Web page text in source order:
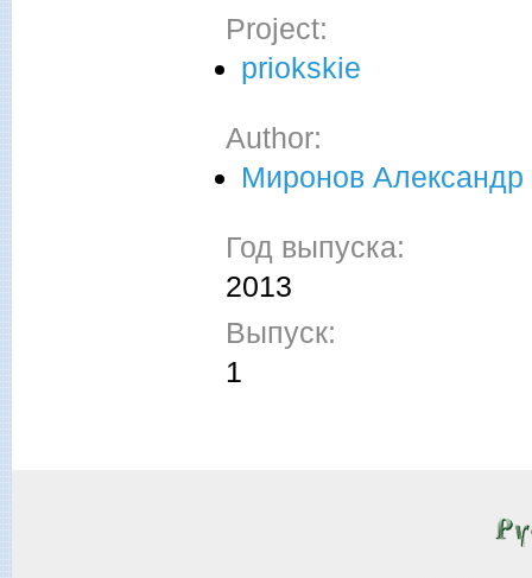
Project:
priokskie
Author:
Миронов Александр
Год выпуска:
2013
Выпуск:
1